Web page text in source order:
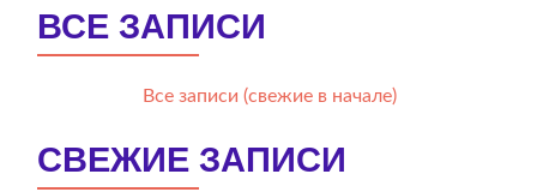
ВСЕ ЗАПИСИ
Все записи (свежие в начале)
СВЕЖИЕ ЗАПИСИ